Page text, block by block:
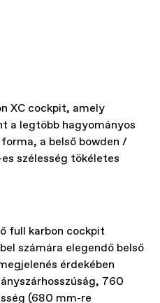
XC cockpit, amely
a legtöbb hagyományos
a belső bowden /
szélesség tökéletes
full karbon cockpit
számára elegendő belső
érdekében
760
(680 mm-re